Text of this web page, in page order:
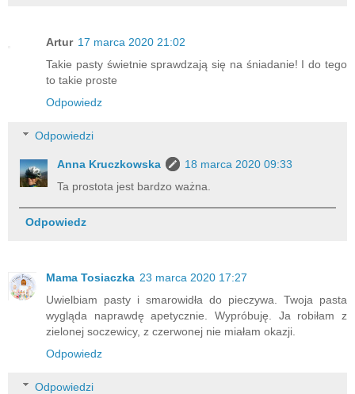
Artur 17 marca 2020 21:02
Takie pasty świetnie sprawdzają się na śniadanie! I do tego
to takie proste
Odpowiedz
Odpowiedzi
Anna Kruczkowska
18 marca 2020 09:33
Ta prostota jest bardzo ważna.
Odpowiedz
Mama Tosiaczka 23 marca 2020 17:27
Uwielbiam pasty i smarowidła do pieczywa. Twoja pasta
wygląda naprawdę apetycznie. Wypróbuję. Ja robiłam z
zielonej soczewicy, z czerwonej nie miałam okazji.
Odpowiedz
Odpowiedzi